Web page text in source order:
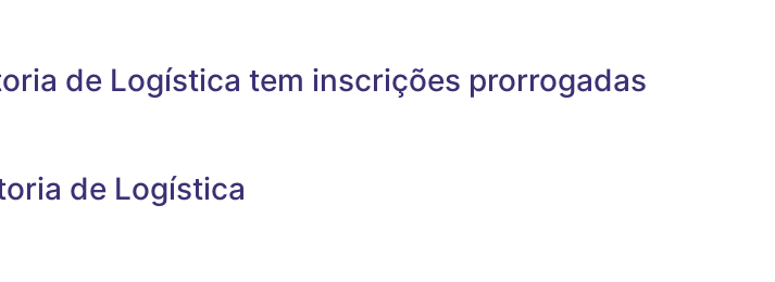
de Logística tem inscrições prorrogadas
de Logística